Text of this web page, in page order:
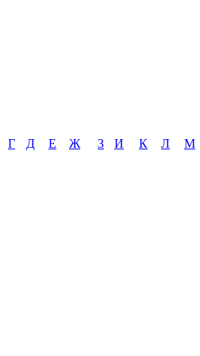
Г Д Е Ж З И К Л М